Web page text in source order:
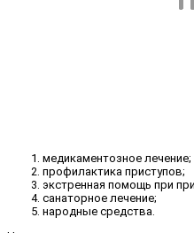
медикаментозное лечение;
профилактика приступов;
экстренная помощь при
санаторное лечение;
народные средства.